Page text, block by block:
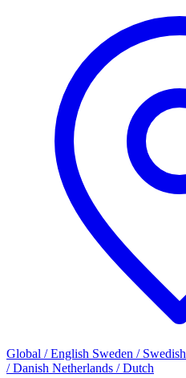
Global / English Sweden / Swedish
/ Danish Netherlands / Dutch